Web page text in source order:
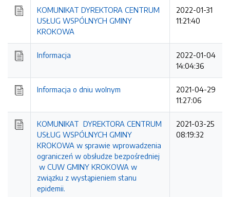
KOMUNIKAT DYREKTORA CENTRUM
USŁUG WSPÓLNYCH GMINY
KROKOWA
2022-01-31
11:21:40
Informacja
2022-01-04
14:04:36
Informacja o dniu wolnym
2021-04-29
11:27:06
KOMUNIKAT DYREKTORA CENTRUM
USŁUG WSPÓLNYCH GMINY
KROKOWA w sprawie wprowadzenia
ograniczeń w obsłudze bezpośredniej
w CUW GMINY KROKOWA w
związku z wystąpieniem stanu
epidemii.
2021-03-25
08:19:32